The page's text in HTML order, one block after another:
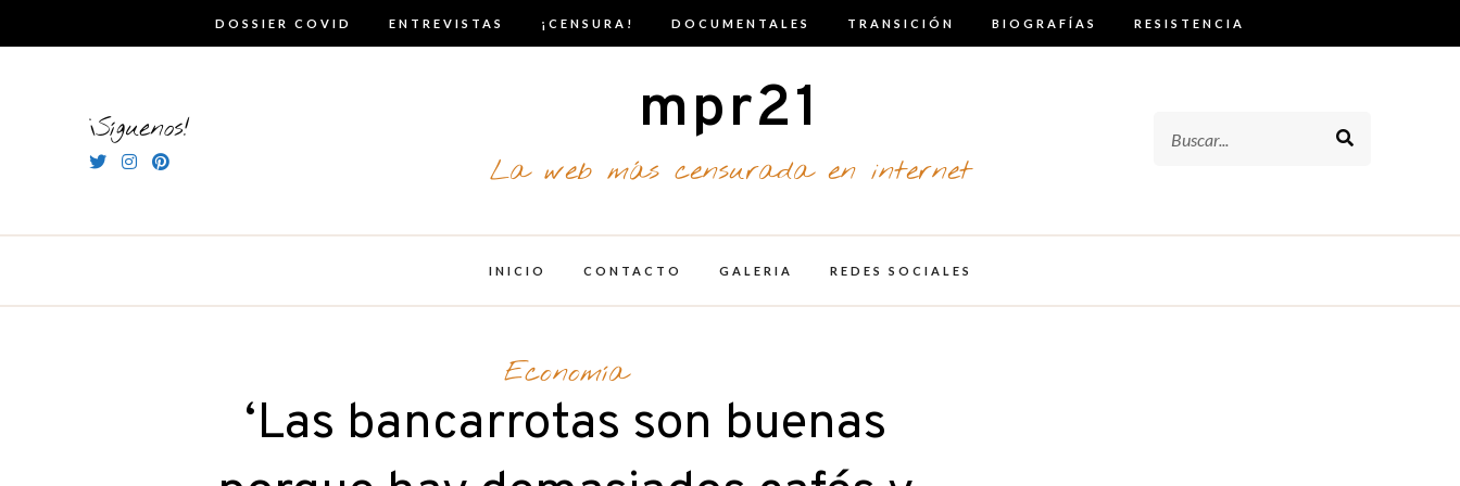
DOSSIER COVID ENTREVISTAS ¡CENSURA! DOCUMENTALES TRANSICIÓN BIOGRAFÍAS RESISTENCIA
¡Síguenos! mpr21
La web más censurada en internet
INICIO CONTACTO GALERIA REDES SOCIALES
Economía
‘Las bancarrotas son buenas